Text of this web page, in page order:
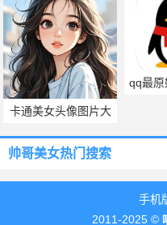
卡通美女头像图片大
全
qq最原
帅哥美女热门搜索
手机
2011-2025 ©